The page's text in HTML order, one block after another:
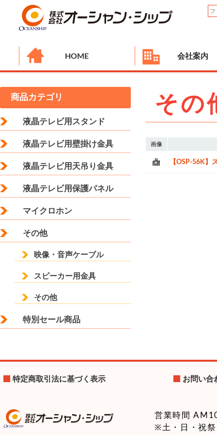
HOME 会社案内
その
画像
【OSP-56K】
商品カテゴリ
液晶テレビ用スタンド
液晶テレビ用壁掛け金具
液晶テレビ用天吊り金具
液晶テレビ用保護パネル
マイクロホン
その他
映像・音声ケーブル
スピーカー用金具
その他
特別セール商品
特定商取引法に基づく表示 お問い合
営業時間
※土・日・祝